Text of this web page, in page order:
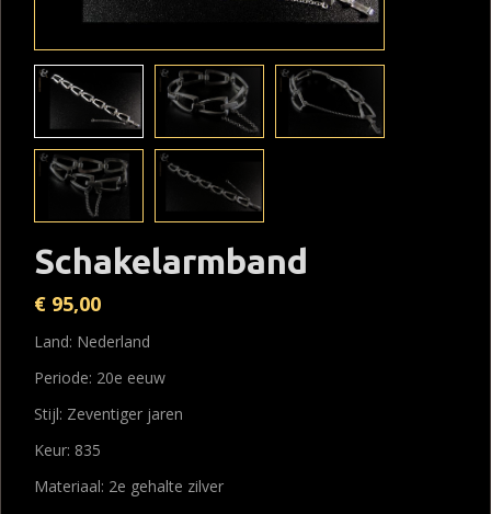
Schakelarmband
€ 95,00
Land: Nederland
Periode: 20e eeuw
Stijl: Zeventiger jaren
Keur: 835
Materiaal: 2e gehalte zilver